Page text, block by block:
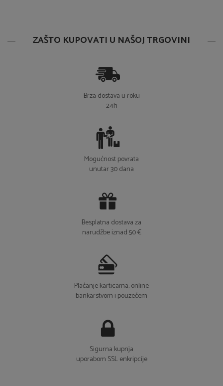
ZAŠTO KUPOVATI U NAŠOJ TRGOVINI
Brza dostava u roku
24h
Mogućnost povrata
unutar 30 dana
Besplatna dostava za
narudžbe iznad 50 €
Plaćanje karticama, online
bankarstvom i pouzećem
Sigurna kupnja
uporabom SSL enkripcije